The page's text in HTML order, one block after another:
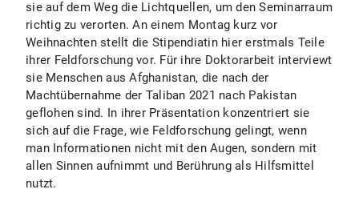
sie auf dem Weg die Lichtquellen, um den Seminarraum
richtig zu verorten. An einem Montag kurz vor
Weihnachten stellt die Stipendiatin hier erstmals Teile
ihrer Feldforschung vor. Für ihre Doktorarbeit interviewt
sie Menschen aus Afghanistan, die nach der
Machtübernahme der Taliban 2021 nach Pakistan
geflohen sind. In ihrer Präsentation konzentriert sie
sich auf die Frage, wie Feldforschung gelingt, wenn
man Informationen nicht mit den Augen, sondern mit
allen Sinnen aufnimmt und Berührung als Hilfsmittel
nutzt.